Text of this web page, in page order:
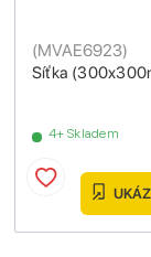
Síťka
(MVAE6923)
4+ Skladem